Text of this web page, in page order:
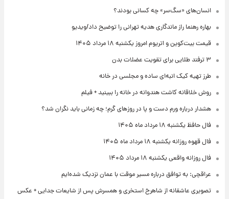
انسان‌های «سگ‌سر» چه کسانی بودند؟
بهاره رهنما راز ماندگاری هدیه تهرانی را توضیح داد/ویدیو
قیمت بیت‌کوین و اتریوم امروز یکشنبه ۱۸ مرداد ۱۴۰۵
۳ ترفند طلایی برای تقویت عضلات بدن
طرز تهیه کیک انبه‌ای ساده و مجلسی در خانه
روش خلاقانه کاشت هندوانه در خانه را ببینید + فیلم
هشدار درباره ورم دست و پا در روزهای گرم؛ چه زمانی باید نگران شد؟
فال حافظ یکشنبه ۱۸ مرداد ماه ۱۴۰۵
فال قهوه روزانه یکشنبه ۱۸ مرداد ماه ۱۴۰۵
فال روزانه واقعی یکشنبه ۱۸ مرداد ۱۴۰۵
عراقچی: به توافق درباره مسیر موقت با عمان نزدیک شده‌ایم
تصویری عاشقانه از شاهرخ استخری و همسرش پس از شایعات جدایی + عکس